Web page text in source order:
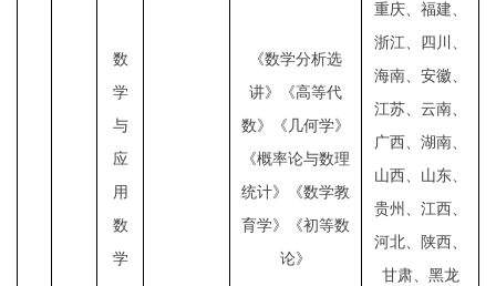
数
学
与
应
用
数
学
《数学分析选
讲》《高等代
数》《几何学》
《概率论与数理
统计》《数学教
育学》《初等数
论》
重庆、福建、
浙江、四川、
海南、安徽、
江苏、云南、
广西、湖南、
山西、山东、
贵州、江西、
河北、陕西、
甘肃、黑龙